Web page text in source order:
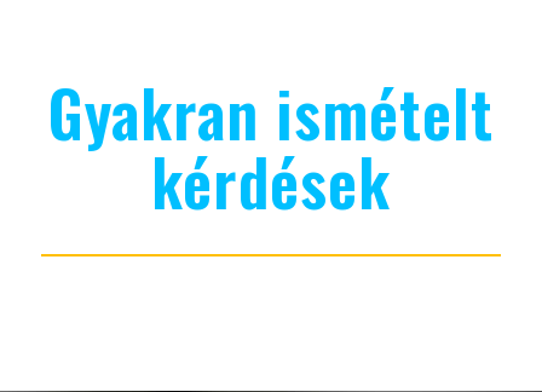
Gyakran ismételt
kérdések